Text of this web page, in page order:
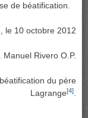
de béatification.
le 10 octobre 2012
Manuel Rivero O.P.
du père
Lagrange[4].